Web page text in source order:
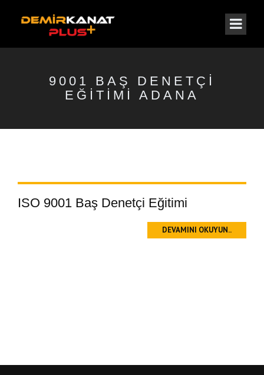
9001 BAŞ DENETÇI
EĞITIMI ADANA
ISO 9001 Baş Denetçi Eğitimi
DEVAMINI OKUYUN..